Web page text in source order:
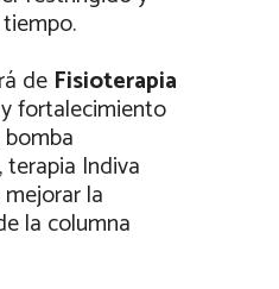
de Fisioterapia
fortalecimiento
bomba
,terapia Indiva
la
la columna